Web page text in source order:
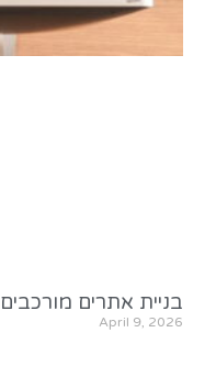
בניית אתרים מורכבים
April 9, 2026